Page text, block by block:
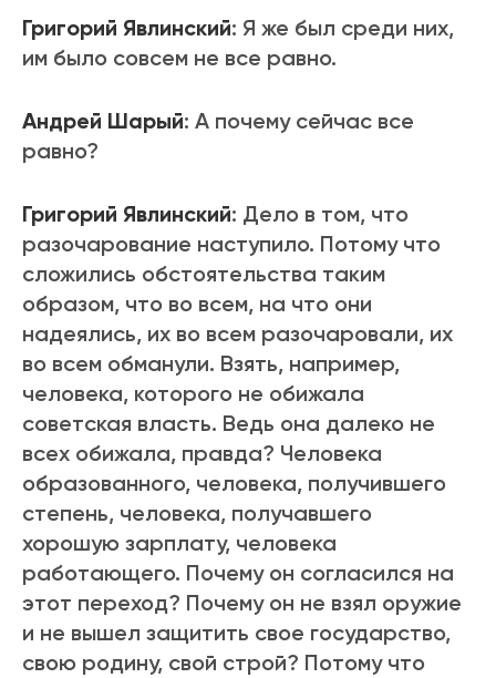
Григорий Явлинский: Я же был среди них,
им было совсем не все равно.
Андрей Шарый: А почему сейчас все
равно?
Григорий Явлинский: Дело в том, что
разочарование наступило. Потому что
сложились обстоятельства таким
образом, что во всем, на что они
надеялись, их во всем разочаровали, их
во всем обманули. Взять, например,
человека, которого не обижала
советская власть. Ведь она далеко не
всех обижала, правда? Человека
образованного, человека, получившего
степень, человека, получавшего
хорошую зарплату, человека
работающего. Почему он согласился на
этот переход? Почему он не взял оружие
и не вышел защитить свое государство,
свою родину, свой строй? Потому что